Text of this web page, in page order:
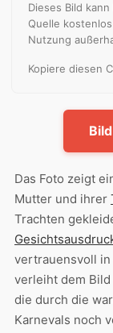
Dieses Bild
Quelle
Nutzung
Kopiere diesen
Das Foto zeigt
Mutter und ihrer
Trachten
vertrauensvoll in
verleiht dem
die durch die
Karnevals noch